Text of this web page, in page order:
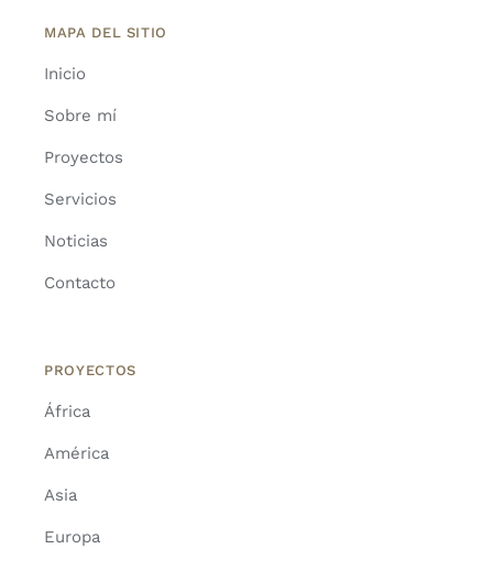
MAPA DEL SITIO
Inicio
Sobre mí
Proyectos
Servicios
Noticias
Contacto
PROYECTOS
África
América
Asia
Europa